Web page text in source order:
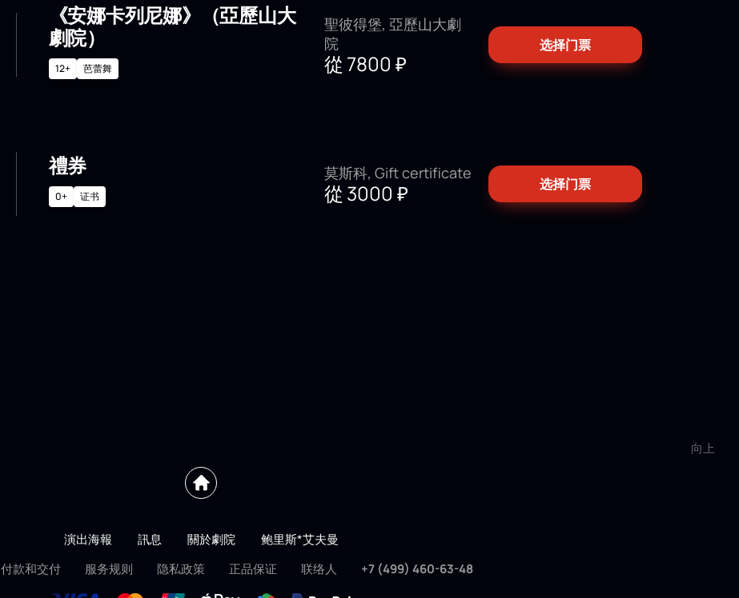
《安娜卡列尼娜》（亞歷山大
劇院）
12+ 芭蕾舞
聖彼得堡, 亞歷山大劇
院
從 7800 ₽
选择门票
禮券
0+ 证书
莫斯科, Gift certificate
從 3000 ₽ 选择门票
向上
演出海報 訊息 關於劇院
鲍里斯*艾夫曼
付款和交付 服务规则 隐私政策 正品保证 联络人 +7 (499) 460-63-48